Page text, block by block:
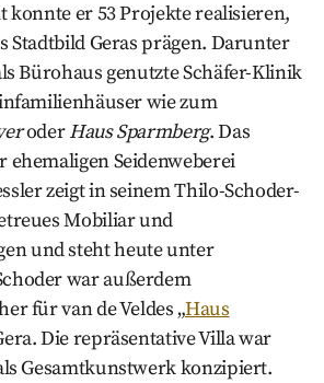
konnte er 53 Projekte realisieren,
Stadtbild Geras prägen. Darunter
Bürohaus genutzte Schäfer-Klinik
wie zum
oderHaus Sparmberg. Das
ehemaligen Seidenweberei
zeigt in seinem Thilo-Schoder-
Mobiliar und
und steht heute unter
war außerdem
für van de Veldes „Haus
Die repräsentative Villa war
Gesamtkunstwerk konzipiert.